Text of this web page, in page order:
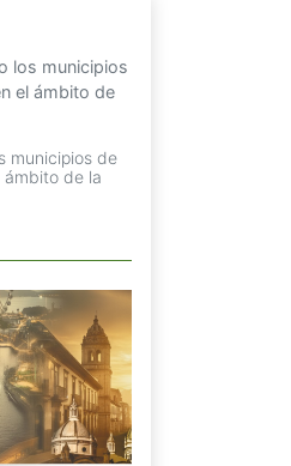
municipios de
ámbito de la